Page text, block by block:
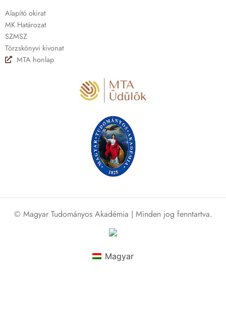
Alapító okirat
MK Határozat
SZMSZ
Törzskönyvi kivonat
MTA honlap
© Magyar Tudományos Akadémia | Minden jog fenntartva.
Magyar